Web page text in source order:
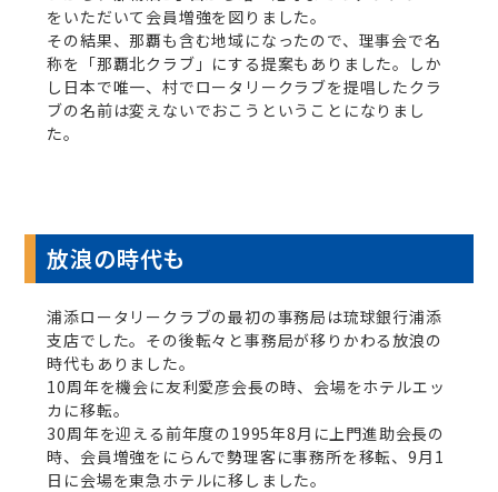
をいただいて会員増強を図りました。
その結果、那覇も含む地域になったので、理事会で名
称を「那覇北クラブ」にする提案もありました。しか
し日本で唯一、村でロータリークラブを提唱したクラ
ブの名前は変えないでおこうということになりまし
た。
放浪の時代も
浦添ロータリークラブの最初の事務局は琉球銀行浦添
支店でした。その後転々と事務局が移りかわる放浪の
時代もありました。
10周年を機会に友利愛彦会長の時、会場をホテルエッ
カに移転。
30周年を迎える前年度の1995年8月に上門進助会長の
時、会員増強をにらんで勢理客に事務所を移転、9月1
日に会場を東急ホテルに移しました。